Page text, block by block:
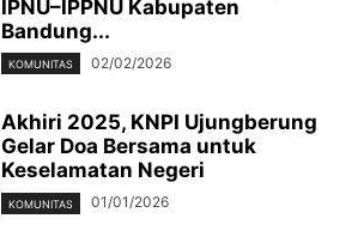
IPNU–IPPNU Kabupaten
Bandung...
KOMUNITAS 02/02/2026
Akhiri 2025, KNPI Ujungberung
Gelar Doa Bersama untuk
Keselamatan Negeri
KOMUNITAS 01/01/2026